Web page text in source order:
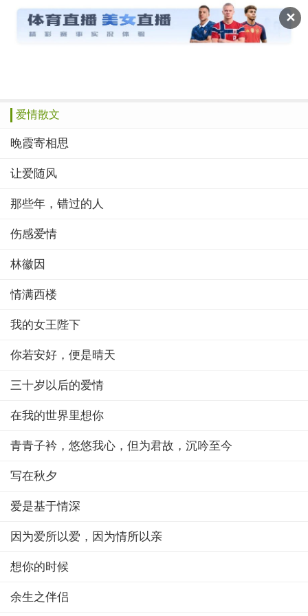
✕
读文斋
推荐 赞榜 绝品 诗歌
爱情散文
晚霞寄相思
让爱随风
那些年，错过的人
伤感爱情
林徽因
情满西楼
我的女王陛下
你若安好，便是晴天
三十岁以后的爱情
在我的世界里想你
青青子衿，悠悠我心，但为君故，沉吟至今
写在秋夕
爱是基于情深
因为爱所以爱，因为情所以亲
想你的时候
余生之伴侣